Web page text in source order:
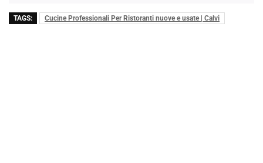
TAGS: Cucine Professionali Per Ristoranti nuove e usate | Calvi